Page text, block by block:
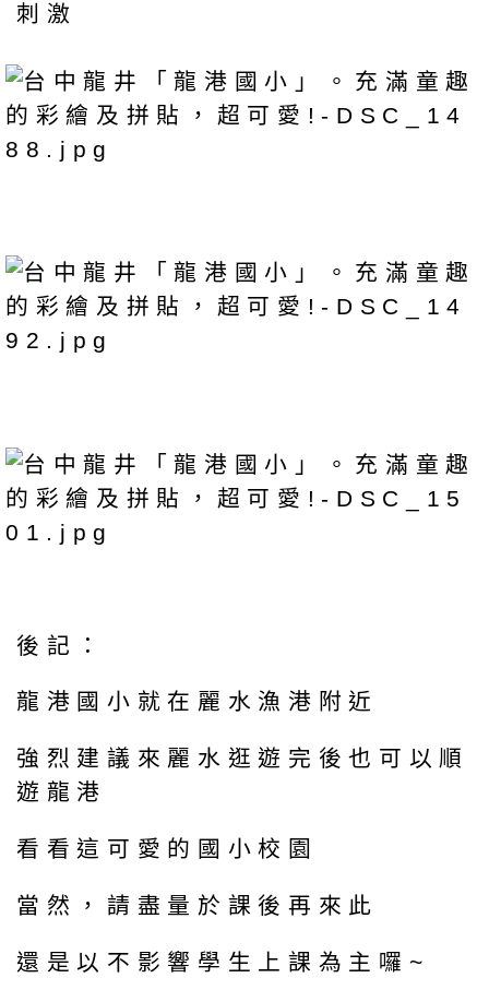
刺激
後記：
龍港國小就在麗水漁港附近
強烈建議來麗水逛遊完後也可以順
遊龍港
看看這可愛的國小校園
當然，請盡量於課後再來此
還是以不影響學生上課為主囉~